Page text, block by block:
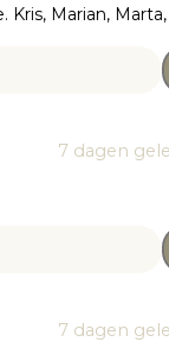
Marian, Marta,
7 dagen
7 dagen